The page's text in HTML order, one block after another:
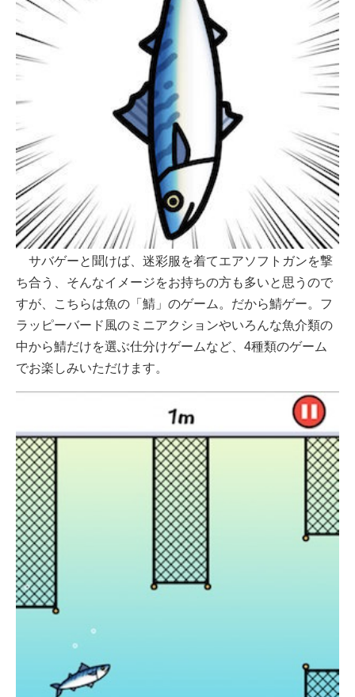
サバゲーと聞けば、迷彩服を着てエアソフトガンを撃
ち合う、そんなイメージをお持ちの方も多いと思うので
すが、こちらは魚の「鯖」のゲーム。だから鯖ゲー。フ
ラッピーバード風のミニアクションやいろんな魚介類の
中から鯖だけを選ぶ仕分けゲームなど、4種類のゲーム
でお楽しみいただけます。